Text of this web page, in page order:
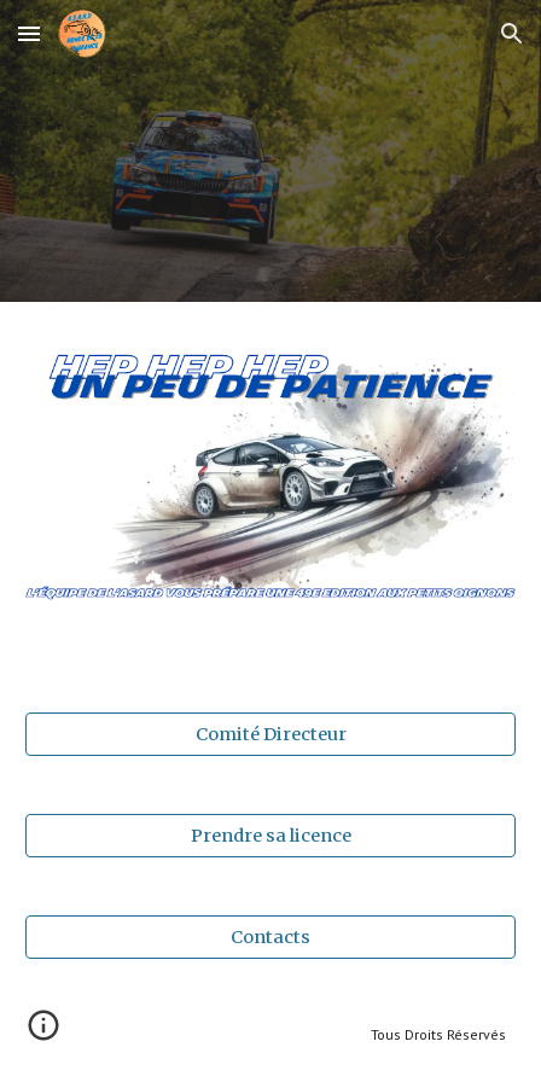
Skip to main content Skip to navigation
Comité Directeur
Prendre sa licence
Contacts
Tous Droits Réservés